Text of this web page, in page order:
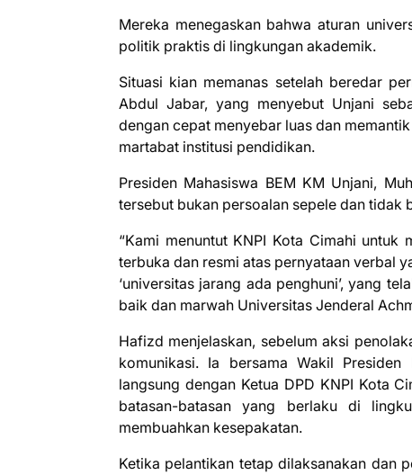
Mereka menegaskan bahwa aturan
politik praktis di lingkungan akademik.
Situasi kian memanas setelah beredar
Abdul Jabar, yang menyebut Unjani
dengan cepat menyebar luas dan
martabat institusi pendidikan.
Presiden Mahasiswa BEM KM Unjani,
tersebut bukan persoalan sepele dan
“Kami menuntut KNPI Kota Cimahi
terbuka dan resmi atas pernyataan verbal
‘universitas jarang ada penghuni’, yang
baik dan marwah Universitas Jenderal
Hafizd menjelaskan, sebelum aksi
komunikasi. Ia bersama Wakil
langsung dengan Ketua DPD KNPI Kota
batasan-batasan yang berlaku di
membuahkan kesepakatan.
Ketika pelantikan tetap dilaksanakan dan